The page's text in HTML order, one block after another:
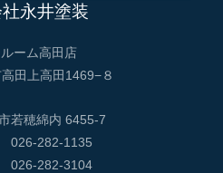
永井塗装
ーム高田店
田上高田1469−８
若穂綿内 6455-7
026-282-1135
282-3104